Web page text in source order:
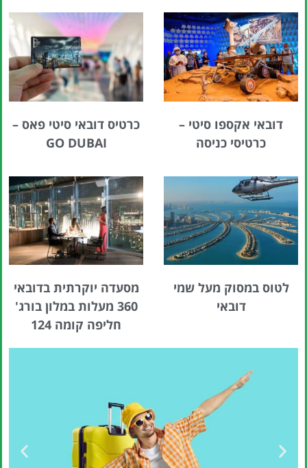
דובאי אקספו סיטי –
כרטיסי כניסה
כרטיס דובאי סיטי פאס –
GO DUBAI
לטוס במסוק מעל שמי
דובאי
מסעדה יוקרתית בדובאי
360 מעלות במלון בורג'
חליפה קומה 124